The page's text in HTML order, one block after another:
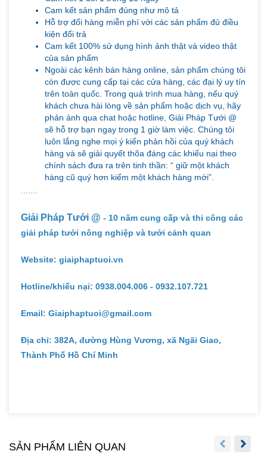
Cam kết sản phẩm đúng như mô tả
Hỗ trợ đổi hàng miễn phí với các sản phẩm đủ điều
kiện đổi trả
Cam kết 100% sử dụng hình ảnh thật và video thật
của sản phẩm
Ngoài các kênh bán hàng online, sản phẩm chúng tôi
còn được cung cấp tại các cửa hàng, các đại lý uy tín
trên toàn quốc. Trong quá trình mua hàng, nếu quý
khách chưa hài lòng về sản phẩm hoặc dịch vụ, hãy
phản ánh qua chat hoặc hotline, Giải Pháp Tưới @
sẽ hỗ trợ bạn ngay trong 1 giờ làm việc. Chúng tôi
luôn lắng nghe mọi ý kiến phản hồi của quý khách
hàng và sẽ giải quyết thõa đáng các khiếu nại theo
chính sách đưa ra trên tinh thần: “ giữ một khách
hàng cũ quý hơn kiếm một khách hàng mới”.
.......
Giải Pháp Tưới @ - 10 năm cung cấp và thi công các
giải pháp tưới nông nghiệp và tưới cảnh quan
Website: giaiphaptuoi.vn
Hotline/khiếu nại: 0938.004.006 - 0932.107.721
Email: Giaiphaptuoi@gmail.com
Địa chỉ: 382A, đường Hùng Vương, xã Ngãi Giao,
Thành Phố Hồ Chí Minh
SẢN PHẨM LIÊN QUAN